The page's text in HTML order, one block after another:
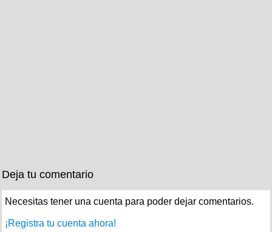
Deja tu comentario
Necesitas tener una cuenta para poder dejar comentarios.
¡Registra tu cuenta ahora!